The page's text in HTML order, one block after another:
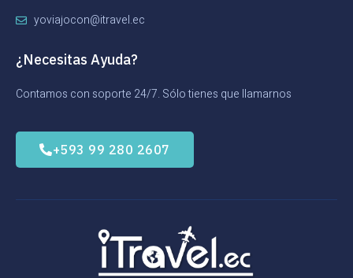
yoviajocon@itravel.ec
¿Necesitas Ayuda?
Contamos con soporte 24/7. Sólo tienes que llamarnos
+593 99 280 2607